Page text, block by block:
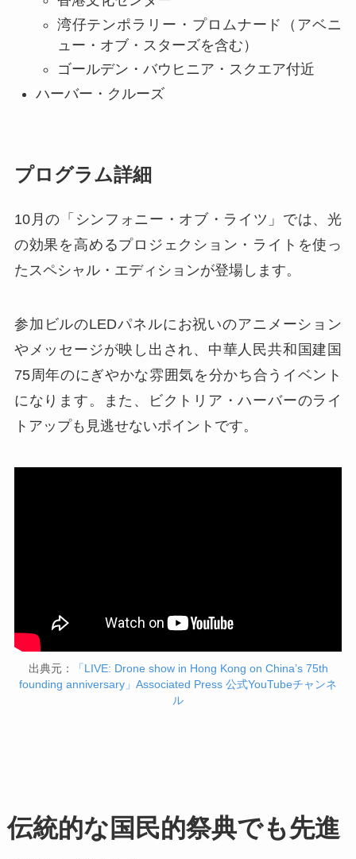
湾仔テンポラリー・プロムナード（アベニ
ュー・オブ・スターズを含む）
ゴールデン・バウヒニア・スクエア付近
ハーバー・クルーズ
プログラム詳細
10月の「シンフォニー・オブ・ライツ」では、光
の効果を高めるプロジェクション・ライトを使っ
たスペシャル・エディションが登場します。
参加ビルのLEDパネルにお祝いのアニメーション
やメッセージが映し出され、中華人民共和国建国
75周年のにぎやかな雰囲気を分かち合うイベント
になります。また、ビクトリア・ハーバーのライ
トアップも見逃せないポイントです。
出典元：
「LIVE: Drone show in Hong Kong on China’s 75th
founding anniversary」Associated Press 公式YouTubeチャンネ
ル
伝統的な国民的祭典でも先進